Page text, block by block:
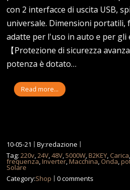
con 2 interfacce di uscita USB,
universale. Dimensioni portatili,
adatte per l'uso in auto e per gli
【Protezione di sicurezza
potenza è dotato…
Read more...
10-05-21
By:redazione
Tag:220v,24V,48V,5000W,B2KEY, Carica,
frequenza,Inverter,Macchina, Onda,
Solare
Category:Shop 0 comments